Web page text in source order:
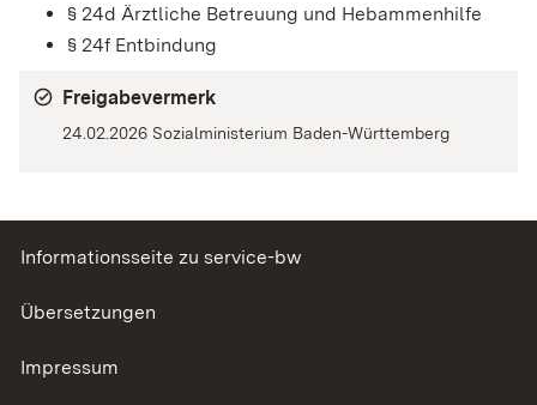
§ 24d Ärztliche Betreuung und Hebammenhilfe
§ 24f Entbindung
Freigabevermerk
24.02.2026 Sozialministerium Baden-Württemberg
Informationsseite zu service-bw
Übersetzungen
Impressum